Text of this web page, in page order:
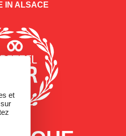
IN ALSACE
et